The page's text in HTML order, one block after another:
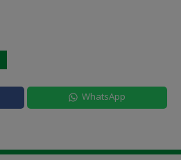
WhatsApp